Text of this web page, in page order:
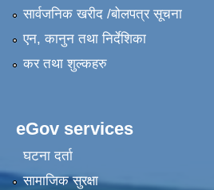
सार्वजनिक खरीद /बोलपत्र सूचना
एन, कानुन तथा निर्देशिका
कर तथा शुल्कहरु
eGov services
घटना दर्ता
सामाजिक सुरक्षा